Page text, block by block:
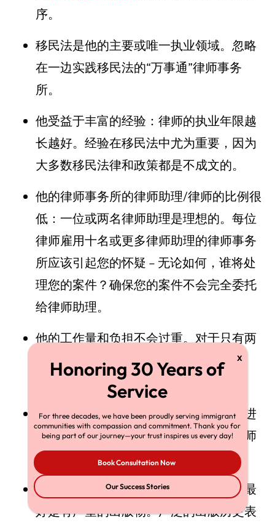
序。
移民法是他的主要或唯一执业领域。忽略
在一边实践移民法的“万事通”律师事务
所。
他受益于丰富的经验：律师的执业年限越
长越好。经验在移民法中尤为重要，因为
大多数移民法律和政策都是不成文的。
他的律师事务所的律师助理/律师的比例很
低：一位或两名律师助理是理想的。每位
律师雇用十名或更多律师助理的律师事务
所应该引起您的怀疑 – 无论如何，谁将处
理您的案件？确保您的案件不会完全委托
给律师助理。
他的工作量和负担不会过重。对于只有两
三个律师的个体执业者和律师事务所来
说，过度工作是一个特殊的问题。
他会及时回复您的电子邮件和电话，并进
行清晰的沟通。缺乏沟通是客户对其律师
（不仅仅是移民律师）的第一大抱怨。
他经常广泛地发表关于移民法的文章，最
好是有声望的出版物。广泛的出版历史表
For three decades, we have been proudly serving immigrant
communities with compassion and commitment. Thank you for
being part of our journey—your trust inspires us every day!
Book Consultation Now
Our Success Stories